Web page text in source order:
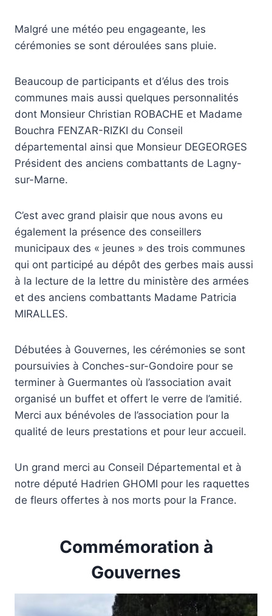
Malgré une météo peu engageante, les
cérémonies se sont déroulées sans pluie.
Beaucoup de participants et d’élus des trois
communes mais aussi quelques personnalités
dont Monsieur Christian ROBACHE et Madame
Bouchra FENZAR-RIZKI du Conseil
départemental ainsi que Monsieur DEGEORGES
Président des anciens combattants de Lagny-
sur-Marne.
C’est avec grand plaisir que nous avons eu
également la présence des conseillers
municipaux des « jeunes » des trois communes
qui ont participé au dépôt des gerbes mais aussi
à la lecture de la lettre du ministère des armées
et des anciens combattants Madame Patricia
MIRALLES.
Débutées à Gouvernes, les cérémonies se sont
poursuivies à Conches-sur-Gondoire pour se
terminer à Guermantes où l’association avait
organisé un buffet et offert le verre de l’amitié.
Merci aux bénévoles de l’association pour la
qualité de leurs prestations et pour leur accueil.
Un grand merci au Conseil Départemental et à
notre député Hadrien GHOMI pour les raquettes
de fleurs offertes à nos morts pour la France.
Commémoration à
Gouvernes